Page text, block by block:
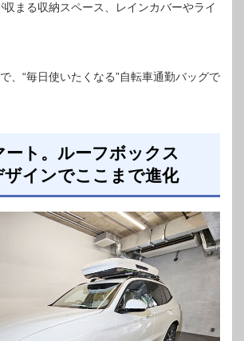
収まる収納スペース、レインカバーやライ
、“毎日使いたくなる”自転車通勤バッグで
ート。ルーフボックス
ザインでここまで進化